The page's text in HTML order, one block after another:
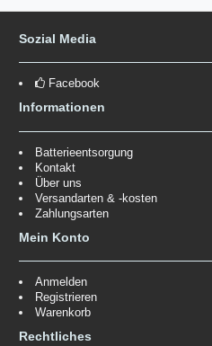
Sozial Media
Facebook
Informationen
Batterieentsorgung
Kontakt
Über uns
Versandarten & -kosten
Zahlungsarten
Mein Konto
Anmelden
Registrieren
Warenkorb
Rechtliches